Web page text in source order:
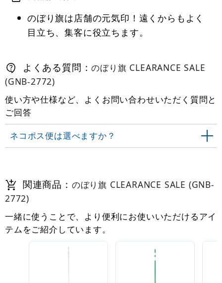
のぼり旗は店舗の元気印！遠くからもよく
目立ち、集客に役立ちます。
よくある質問：のぼり旗 CLEARANCE SALE
(GNB-2772)
使い方や仕様など、よくお問い合わせいただく質問と
ご回答
ネコポス便は選べますか？
関連商品： のぼり旗 CLEARANCE SALE (GNB-
2772)
一緒に使うことで、より便利にお使いいただけるアイ
テムをご紹介しています。